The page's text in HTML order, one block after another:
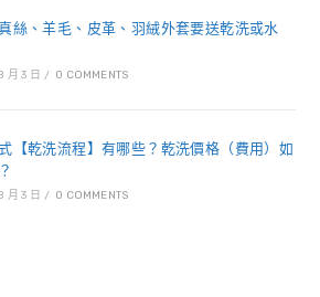
絲、羊毛、皮革、羽絨外套要送乾洗或水
月 3 日 / 0 COMMENTS
【乾洗流程】有哪些？乾洗價格（費用）如
月 3 日 / 0 COMMENTS